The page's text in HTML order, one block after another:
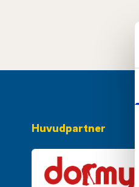
Huvudpartner